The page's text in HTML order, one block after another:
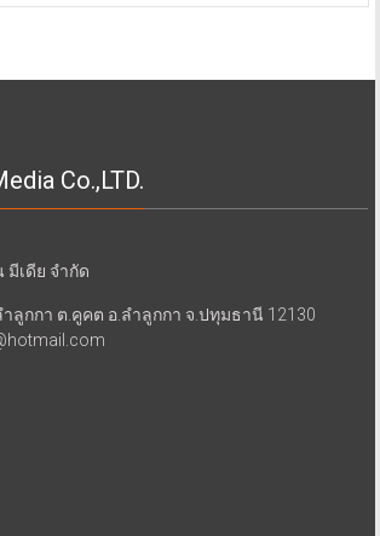
Co.,LTD.
เดีย จำกัด
ลูกกา ต.คูคต อ.ลำลูกกา จ.ปทุมธานี 12130